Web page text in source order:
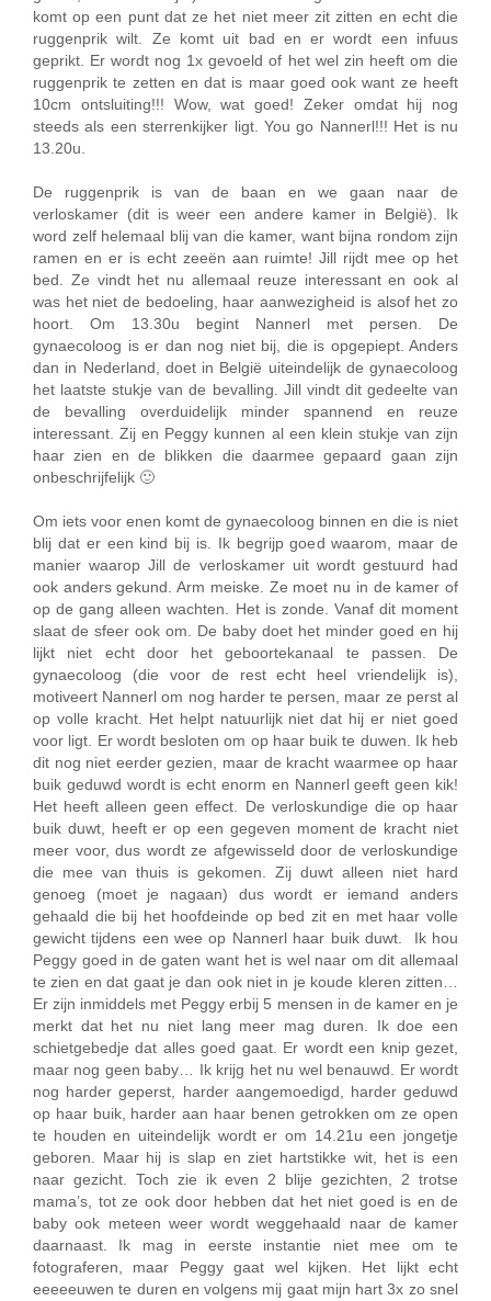
komt op een punt dat ze het niet meer zit zitten en echt die
ruggenprik wilt. Ze komt uit bad en er wordt een infuus
geprikt. Er wordt nog 1x gevoeld of het wel zin heeft om die
ruggenprik te zetten en dat is maar goed ook want ze heeft
10cm ontsluiting!!! Wow, wat goed! Zeker omdat hij nog
steeds als een sterrenkijker ligt. You go Nannerl!!! Het is nu
13.20u.
De ruggenprik is van de baan en we gaan naar de
verloskamer (dit is weer een andere kamer in België). Ik
word zelf helemaal blij van die kamer, want bijna rondom zijn
ramen en er is echt zeeën aan ruimte! Jill rijdt mee op het
bed. Ze vindt het nu allemaal reuze interessant en ook al
was het niet de bedoeling, haar aanwezigheid is alsof het zo
hoort. Om 13.30u begint Nannerl met persen. De
gynaecoloog is er dan nog niet bij, die is opgepiept. Anders
dan in Nederland, doet in België uiteindelijk de gynaecoloog
het laatste stukje van de bevalling. Jill vindt dit gedeelte van
de bevalling overduidelijk minder spannend en reuze
interessant. Zij en Peggy kunnen al een klein stukje van zijn
haar zien en de blikken die daarmee gepaard gaan zijn
onbeschrijfelijk 🙂
Om iets voor enen komt de gynaecoloog binnen en die is niet
blij dat er een kind bij is. Ik begrijp goed waarom, maar de
manier waarop Jill de verloskamer uit wordt gestuurd had
ook anders gekund. Arm meiske. Ze moet nu in de kamer of
op de gang alleen wachten. Het is zonde. Vanaf dit moment
slaat de sfeer ook om. De baby doet het minder goed en hij
lijkt niet echt door het geboortekanaal te passen. De
gynaecoloog (die voor de rest echt heel vriendelijk is),
motiveert Nannerl om nog harder te persen, maar ze perst al
op volle kracht. Het helpt natuurlijk niet dat hij er niet goed
voor ligt. Er wordt besloten om op haar buik te duwen. Ik heb
dit nog niet eerder gezien, maar de kracht waarmee op haar
buik geduwd wordt is echt enorm en Nannerl geeft geen kik!
Het heeft alleen geen effect. De verloskundige die op haar
buik duwt, heeft er op een gegeven moment de kracht niet
meer voor, dus wordt ze afgewisseld door de verloskundige
die mee van thuis is gekomen. Zij duwt alleen niet hard
genoeg (moet je nagaan) dus wordt er iemand anders
gehaald die bij het hoofdeinde op bed zit en met haar volle
gewicht tijdens een wee op Nannerl haar buik duwt. Ik hou
Peggy goed in de gaten want het is wel naar om dit allemaal
te zien en dat gaat je dan ook niet in je koude kleren zitten…
Er zijn inmiddels met Peggy erbij 5 mensen in de kamer en je
merkt dat het nu niet lang meer mag duren. Ik doe een
schietgebedje dat alles goed gaat. Er wordt een knip gezet,
maar nog geen baby… Ik krijg het nu wel benauwd. Er wordt
nog harder geperst, harder aangemoedigd, harder geduwd
op haar buik, harder aan haar benen getrokken om ze open
te houden en uiteindelijk wordt er om 14.21u een jongetje
geboren. Maar hij is slap en ziet hartstikke wit, het is een
naar gezicht. Toch zie ik even 2 blije gezichten, 2 trotse
mama’s, tot ze ook door hebben dat het niet goed is en de
baby ook meteen weer wordt weggehaald naar de kamer
daarnaast. Ik mag in eerste instantie niet mee om te
fotograferen, maar Peggy gaat wel kijken. Het lijkt echt
eeeeeuwen te duren en volgens mij gaat mijn hart 3x zo snel